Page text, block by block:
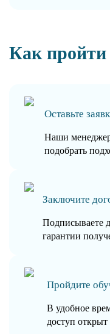
Как пройти
Оставьте
Наши
подобрать
Заключите
Подписываете
гарантии
Пройдите
В удобное
доступ открыт